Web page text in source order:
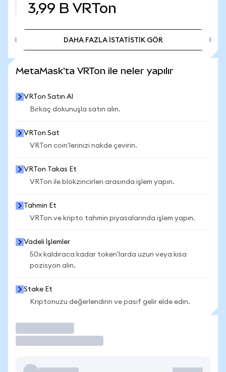
3,99 B VRTon
DAHA FAZLA İSTATİSTİK GÖR
MetaMask'ta VRTon ile neler yapılır
VRTon Satın Al
Birkaç dokunuşla satın alın.
VRTon Sat
VRTon coin'lerinizi nakde çevirin.
VRTon Takas Et
VRTon ile blokzincirleri arasında işlem yapın.
Tahmin Et
VRTon ve kripto tahmin piyasalarında işlem yapın.
Vadeli İşlemler
50x kaldıraca kadar token'larda uzun veya kısa
pozisyon alın.
Stake Et
Kriptonuzu değerlendirin ve pasif gelir elde edin.